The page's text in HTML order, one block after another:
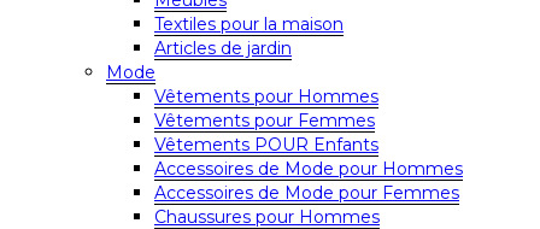
Textiles pour la maison
Articles de jardin
Mode
Vêtements pour Hommes
Vêtements pour Femmes
Vêtements POUR Enfants
Accessoires de Mode pour Hommes
Accessoires de Mode pour Femmes
Chaussures pour Hommes